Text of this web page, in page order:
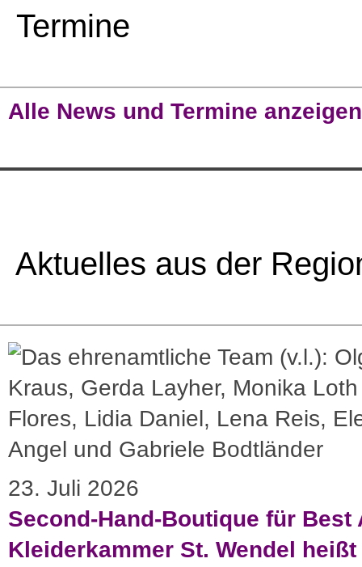
Termine
Alle News und Termine anzeigen
Aktuelles aus der
23. Juli 2026
Second-Hand-Boutique für Best
Kleiderkammer St. Wendel